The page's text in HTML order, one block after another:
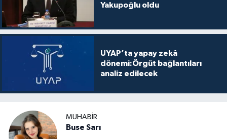
Yakupoğlu oldu
UYAP’ta yapay zekâ
dönemi:Örgüt bağlantıları
analiz edilecek
MUHABIR
Buse Sarı